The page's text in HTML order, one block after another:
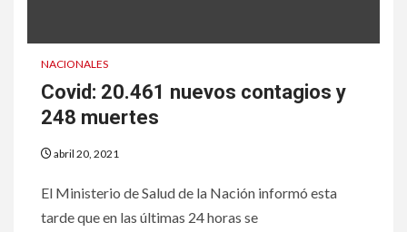
NACIONALES
Covid: 20.461 nuevos contagios y
248 muertes
abril 20, 2021
El Ministerio de Salud de la Nación informó esta
tarde que en las últimas 24 horas se